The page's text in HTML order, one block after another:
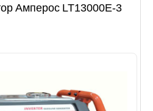
Амперос LT13000E-3